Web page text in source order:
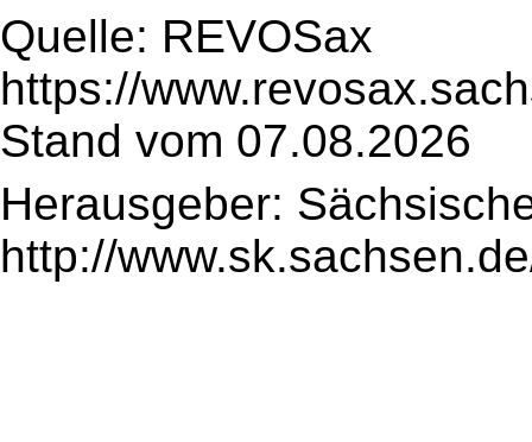
Quelle: REVOSax
https://
Stand vom 07.08.2026
Herausgeber:
http://